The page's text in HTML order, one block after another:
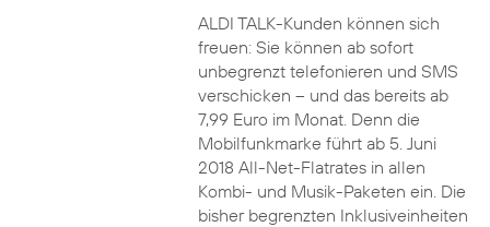
ALDI TALK-Kunden können sich
freuen: Sie können ab sofort
unbegrenzt telefonieren und SMS
verschicken – und das bereits ab
7,99 Euro im Monat. Denn die
Mobilfunkmarke führt ab 5. Juni
2018 All-Net-Flatrates in allen
Kombi- und Musik-Paketen ein. Die
bisher begrenzten Inklusiveinheiten